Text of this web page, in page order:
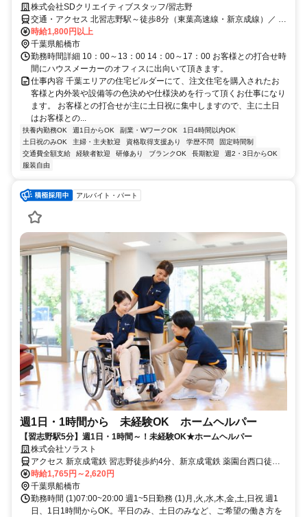
株式会社SDクリエイティブスタッフ/習志野
交通・アクセス 北習志野駅～徒歩8分（東葉高速線・新京成線）／ 高
根木戸～徒歩8分（新京成線）
時給1,800円以上
千葉県船橋市
勤務時間詳細 10：00～13：00 14：00～17：00 お客様との打合せ時
間にハウスメーカーのオフィスに出向いて頂きます。
仕事内容 千葉エリアの住宅ビルダーにて、注文住宅を購入されたお
客様と内外装や設備等の色決めや仕様決めを行って頂くお仕事になり
ます。 お客様との打合せが主に土日祝に集中しますので、主に土日
はお客様との...
扶養内勤務OK 週1日からOK 副業・WワークOK
1日4時間以内OK
土日祝のみOK
主婦・主夫歓迎 資格取得支援あり 学歴不問
固定時間制
交通費全額支給
経験者歓迎 研修あり ブランクOK 長期歓迎
週2・3日からOK
服装自由
アルバイト・パート
週1日・1時間から 未経験OK ホームヘルパー
【習志野駅5分】週1日・1時間～！未経験OK★ホームヘルパー
株式会社ソラスト
アクセス 新京成電鉄 習志野徒歩約4分、新京成電鉄 薬園台西口徒歩
約6分、新京成電鉄 北習志野西口徒歩約13分
時給1,765円～2,620円
千葉県船橋市
勤務時間 (1)07:00~20:00 週1~5日勤務 (1)月,火,水,木,金,土,日祝 週1
日、1日1時間からOK。平日のみ、土日のみなど、ご希望の働き方を